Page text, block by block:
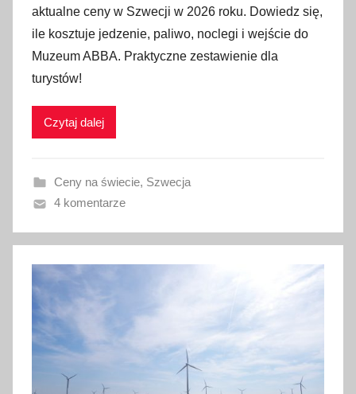
b
l
i
k
a
2
l
u
t
0
aktualne ceny w Szwecji w 2026 roku. Dowiedz się,
ile kosztuje jedzenie, paliwo, noclegi i wejście do
Muzeum ABBA. Praktyczne zestawienie dla
turystów!
Czytaj dalej
Ceny na świecie, Szwecja
4 komentarze